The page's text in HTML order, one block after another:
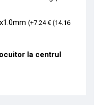
(+7.24 € (14.16
la centrul